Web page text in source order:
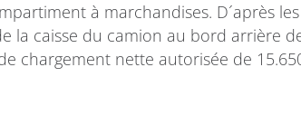
à marchandises. D´après
la caisse du camion au bord arrière
chargement nette autorisée de